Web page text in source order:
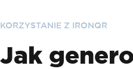
KORZYSTANIE Z IRONQR
Jak